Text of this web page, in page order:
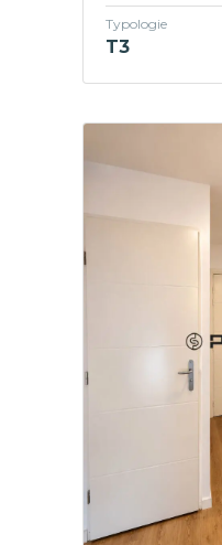
Typologie
T3